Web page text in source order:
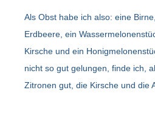
Als Obst habe ich also: eine
Erdbeere, ein
Kirsche und ein
nicht so gut gelungen, finde ich,
Zitronen gut, die Kirsche und die